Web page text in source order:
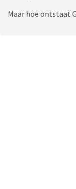
Maar hoe ontstaat